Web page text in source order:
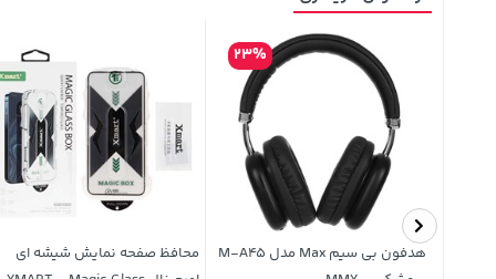
هدفون بی سیم Max مدل M-A45
23%
محافظ صفحه نمایش شیشه ای